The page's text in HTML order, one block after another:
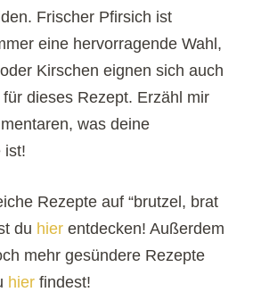
Frischer Pfirsich ist
eine hervorragende Wahl,
Kirschen eignen sich auch
dieses Rezept. Erzähl mir
was deine
ist!
Rezepte auf “brutzel, brat
du hier entdecken! Außerdem
mehr gesündere Rezepte
hier findest!